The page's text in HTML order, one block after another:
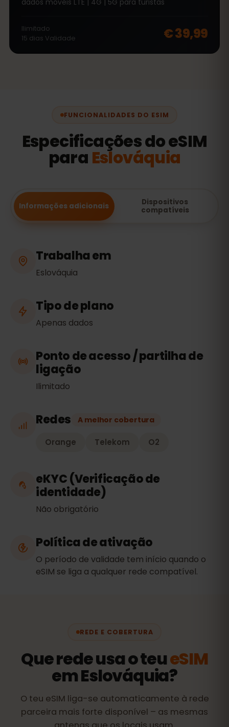
Ilimitado
15 dias Validade € 39,99
FUNCIONALIDADES DO ESIM
Especificações do eSIM
para Eslováquia
Informações adicionais
Dispositivos
compatíveis
Trabalha em
Eslováquia
Tipo de plano
Apenas dados
Ponto de acesso / partilha de
ligação
Ilimitado
Redes A melhor cobertura
Orange Telekom O2
eKYC (Verificação de
identidade)
Não obrigatório
Política de ativação
O período de validade tem início quando o
eSIM se liga a qualquer rede compatível.
REDE E COBERTURA
Que rede usa o teueSIM
em Eslováquia?
O teu eSIM liga-se automaticamente à rede
parceira mais forte disponível – as mesmas